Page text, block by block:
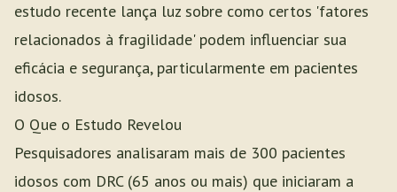
estudo recente lança luz sobre como certos 'fatores
relacionados à fragilidade' podem influenciar sua
eficácia e segurança, particularmente em pacientes
idosos.
O Que o Estudo Revelou
Pesquisadores analisaram mais de 300 pacientes
idosos com DRC (65 anos ou mais) que iniciaram a